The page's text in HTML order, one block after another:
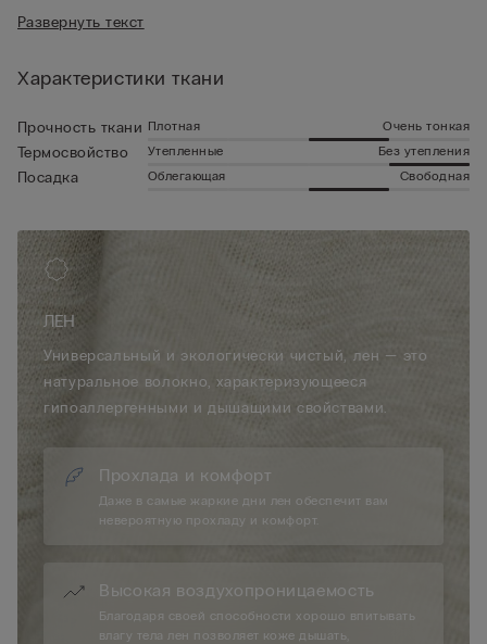
для более формальных образов. Благодаря
100% натуральной ткани эта льняная рубашка с длинными
хорошими терморегулирующими свойствами, поэтому ее
футболкой.
• Рост модели: 185 см. Размер изделия на фотографии: L
Развернуть текст
Характеристики ткани
Прочность ткани Плотная Очень тонкая
Термосвойство Утепленные Без утепления
Посадка Облегающая Свободная
ЛЕН
Универсальный и экологически чистый, лен — это
натуральное волокно, характеризующееся
гипоаллергенными и дышащими свойствами.
Прохлада и комфорт
Даже в самые жаркие дни лен обеспечит вам
невероятную прохладу и комфорт.
Высокая воздухопроницаемость
Благодаря своей способности хорошо впитывать
влагу тела лен позволяет коже дышать,